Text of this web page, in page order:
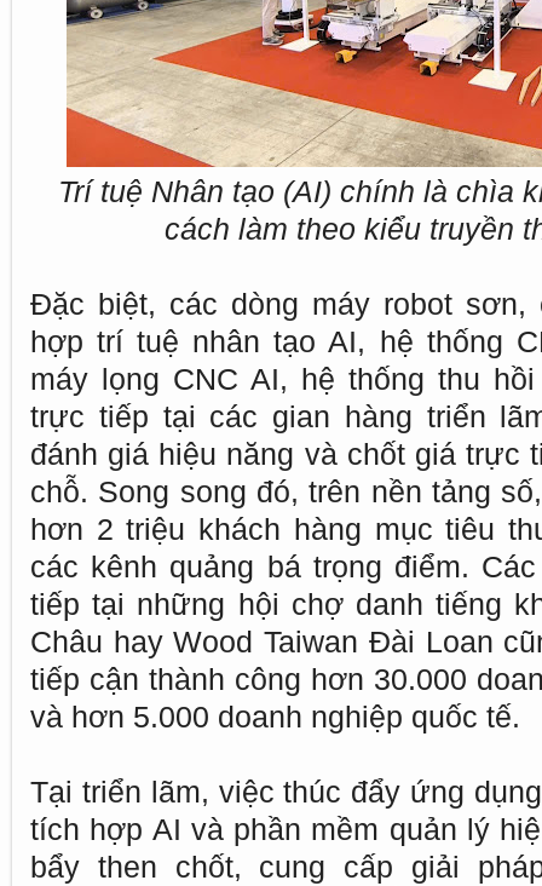
Trí tuệ Nhân tạo (AI) chính là chìa
cách làm theo kiểu truyền
Đặc biệt, các dòng máy robot
hợp trí tuệ nhân tạo AI, hệ thống
máy lọng CNC AI, hệ thống thu
trực tiếp tại các gian hàng triển
đánh giá hiệu năng và chốt giá trực
chỗ. Song song đó, trên nền tảng
hơn 2 triệu khách hàng mục tiêu
các kênh quảng bá trọng điểm.
tiếp tại những hội chợ danh tiếng
Châu hay Wood Taiwan Đài Loan
tiếp cận thành công hơn 30.000
và hơn 5.000 doanh nghiệp quốc tế.
Tại triển lãm, việc thúc đẩy ứng
tích hợp AI và phần mềm quản lý
bẩy then chốt, cung cấp giải